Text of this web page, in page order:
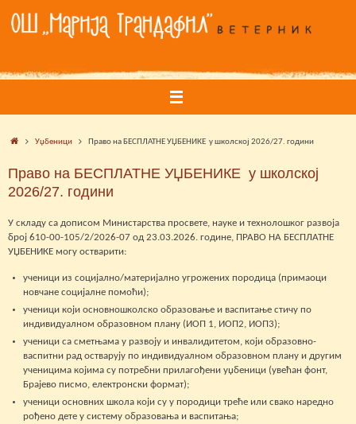
content
HomeУџбеници Право на БЕСПЛАТНЕ УЏБЕНИКЕ у школској 2026/27. години
Право на БЕСПЛАТНЕ УЏБЕНИКЕ у школској
2026/27. години
У складу са дописом Министарства просвете, науке и технолошког развоја
број 610-00-105/2/2026-07 од 23.03.2026. године, ПРАВО НА БЕСПЛАТНЕ
УЏБЕНИКЕ могу остварити:
ученици из социјално/материјално угрожених породица (примаоци
новчане социјалне помоћи);
ученици који основношколско образовање и васпитање стичу по
индивидуалном образовном плану (ИОП 1, ИОП2, ИОП3);
ученици са сметњама у развоју и инвалидитетом, који образовно-
васпитни рад остварују по индивидуалном образовном плану и другим
ученицима којима су потребни прилагођени уџбеници (увећан фонт,
Брајево писмо, електронски формат);
ученици основних школа који су у породици треће или свако наредно
рођено дете у систему образовања и васпитања;